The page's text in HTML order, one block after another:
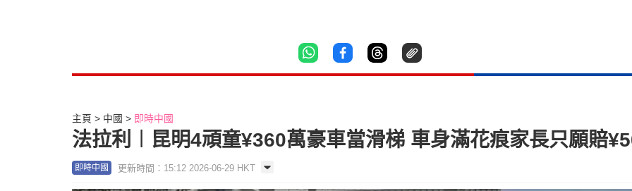
主頁 中國 即時中國
法拉利︱昆明4頑童¥360萬豪車當滑梯 車身滿花痕家長只願賠
即時中國 更新時間：15:12 2026-06-29 HKT